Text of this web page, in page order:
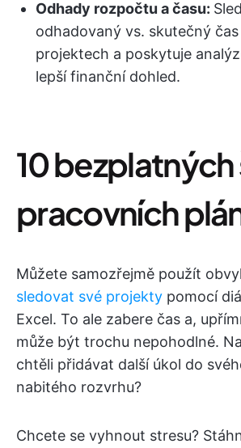
Odhady rozpočtu a času:
odhadovaný vs. skutečný
projektech a poskytuje
lepší finanční dohled.
10
pracovních
Můžete samozřejmě použít
sledovat své projekty pomocí
Excel. To ale zabere čas a,
může být trochu nepohodlné.
chtěli přidávat další úkol do
nabitého rozvrhu?
Chcete se vyhnout stresu?